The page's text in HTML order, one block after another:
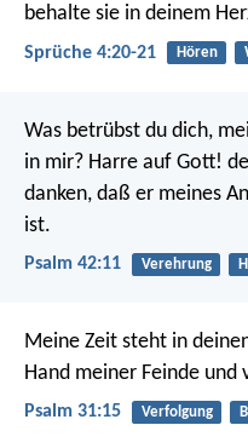
behalte sie in deinem
Sprüche 4:20-21 Hören
Was betrübst du dich,
in mir? Harre auf Gott!
danken, daß er meines
ist.
Psalm 42:11 Verehrung
Meine Zeit steht in
Hand meiner Feinde und
Psalm 31:15 Verfolgung